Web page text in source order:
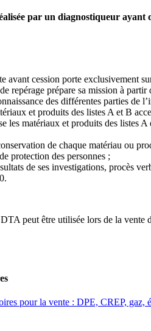
par un diagnostiqueur
avant cession porte exclusivement
repérage prépare sa mission à
des différentes parties de
et produits des listes A et B
les matériaux et produits des listes
de chaque matériau ou
protection des personnes ;
de ses investigations, procès
peut être utilisée lors de la vente
pour la vente : DPE, CREP, gaz,